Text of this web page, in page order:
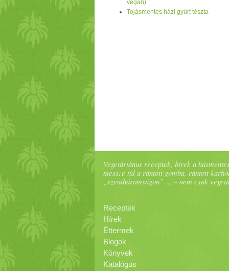
vegán)
Tojásmentes házi gyúrt tészta
Vegetáriánus receptek, hírek a
messze túl a rántott gomba, rántott
„szentháromságon” ... – nem csak
Receptek
Hírek
Éttermek
Blogok
Könyvek
Katalógus